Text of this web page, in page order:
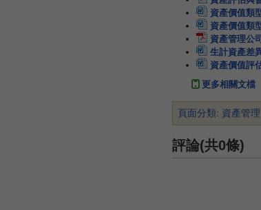
資產價值類
資產價值類
資產管理公
生計資產差
資產價值評
更多相關文檔
頁面分類: 資產管理
評論(共0條)